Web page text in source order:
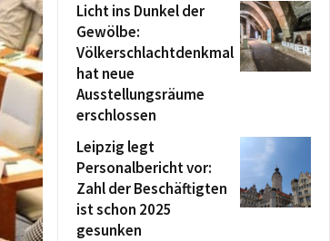
Licht ins Dunkel der
Gewölbe:
Völkerschlachtdenkmal
hat neue
Ausstellungsräume
erschlossen
Leipzig legt
Personalbericht vor:
Zahl der Beschäftigten
ist schon 2025
gesunken